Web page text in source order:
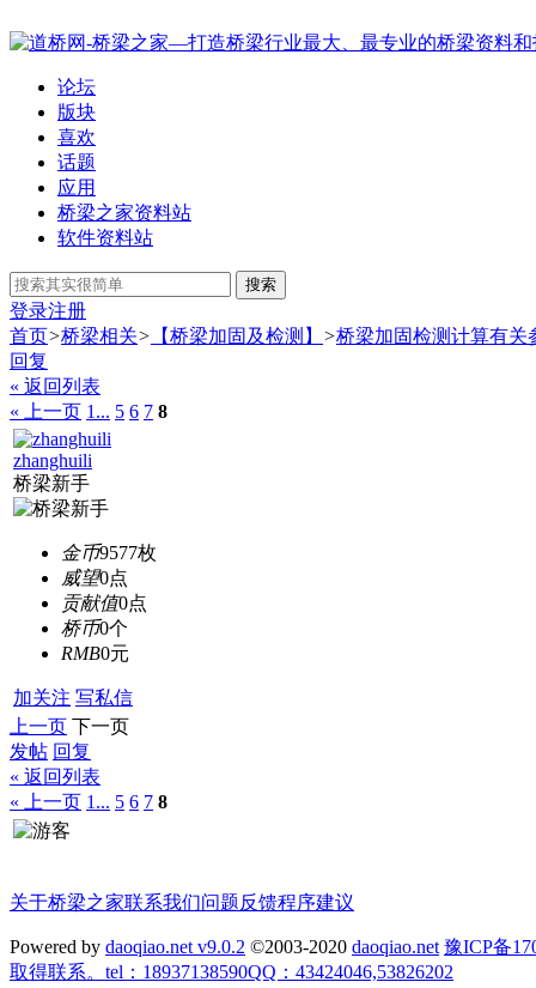
论坛
版块
喜欢
话题
应用
桥梁之家资料站
软件资料站
搜索
登录注册
首页>桥梁相关> 【桥梁加固及检测】 >桥梁加固检测计算有关
回复
« 返回列表
« 上一页 1... 5 6 7 8
zhanghuili
桥梁新手
金币9577枚
威望0点
贡献值0点
桥币0个
RMB0元
加关注 写私信
上一页 下一页
发帖 回复
« 返回列表
« 上一页 1... 5 6 7 8
关于桥梁之家联系我们问题反馈程序建议
Powered by daoqiao.net v9.0.2 ©2003-2020 daoqiao.net 豫ICP备
取得联系。tel：18937138590QQ：43424046,53826202